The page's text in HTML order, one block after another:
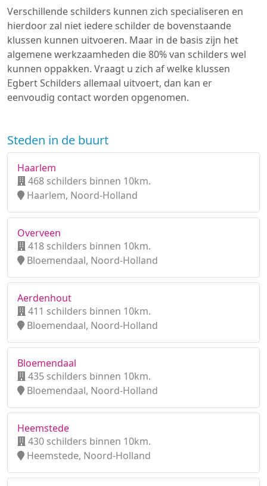
Verschillende schilders kunnen zich specialiseren en
hierdoor zal niet iedere schilder de bovenstaande
klussen kunnen uitvoeren. Maar in de basis zijn het
algemene werkzaamheden die 80% van schilders wel
kunnen oppakken. Vraagt u zich af welke klussen
Egbert Schilders allemaal uitvoert, dan kan er
eenvoudig contact worden opgenomen.
Steden in de buurt
Haarlem
468 schilders binnen 10km.
Haarlem, Noord-Holland
Overveen
418 schilders binnen 10km.
Bloemendaal, Noord-Holland
Aerdenhout
411 schilders binnen 10km.
Bloemendaal, Noord-Holland
Bloemendaal
435 schilders binnen 10km.
Bloemendaal, Noord-Holland
Heemstede
430 schilders binnen 10km.
Heemstede, Noord-Holland